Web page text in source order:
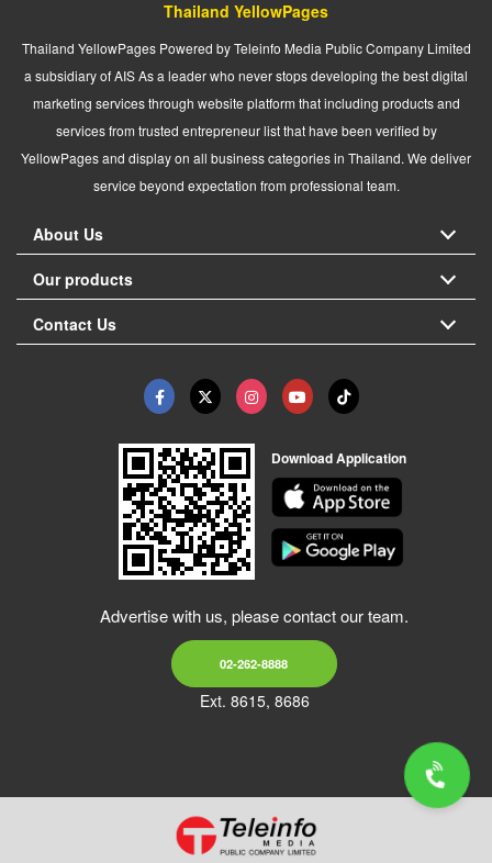
Thailand YellowPages
Thailand YellowPages Powered by Teleinfo Media Public Company Limited
a subsidiary of AIS As a leader who never stops developing the best digital
marketing services through website platform that including products and
services from trusted entrepreneur list that have been verified by
YellowPages and display on all business categories in Thailand. We deliver
service beyond expectation from professional team.
About Us
Our products
Contact Us
Download Application
Advertise with us, please contact our team.
02-262-8888
Ext. 8615, 8686